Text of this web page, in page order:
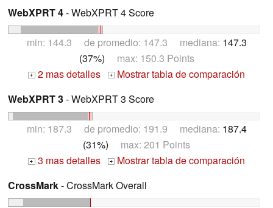
WebXPRT 4- WebXPRT 4 Score
min: 144.3 de promedio: 147.3 mediana: 147.3
(37%) max: 150.3 Points
+ 2 mas detalles +
Mostrar tabla de comparación
WebXPRT 3- WebXPRT 3 Score
min: 187.3 de promedio: 191.9 mediana: 187.4
(31%) max: 201 Points
+ 3 mas detalles +
Mostrar tabla de comparación
CrossMark- CrossMark Overall